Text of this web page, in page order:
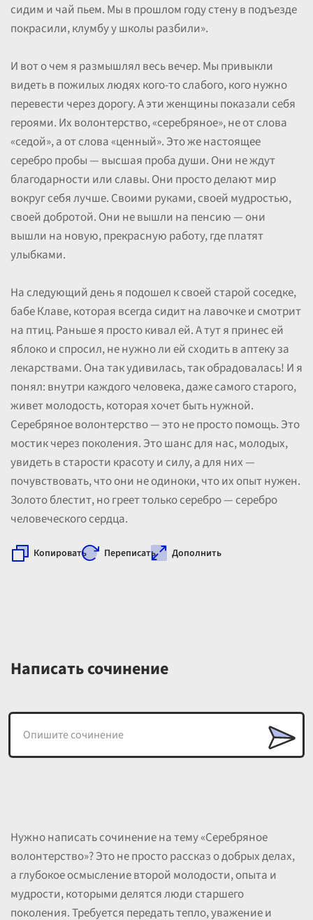
сидим и чай пьем. Мы в прошлом году стену в подъезде
покрасили, клумбу у школы разбили».
И вот о чем я размышлял весь вечер. Мы привыкли
видеть в пожилых людях кого-то слабого, кого нужно
перевести через дорогу. А эти женщины показали себя
героями. Их волонтерство, «серебряное», не от слова
«седой», а от слова «ценный». Это же настоящее
серебро пробы — высшая проба души. Они не ждут
благодарности или славы. Они просто делают мир
вокруг себя лучше. Своими руками, своей мудростью,
своей добротой. Они не вышли на пенсию — они
вышли на новую, прекрасную работу, где платят
улыбками.
На следующий день я подошел к своей старой соседке,
бабе Клаве, которая всегда сидит на лавочке и смотрит
на птиц. Раньше я просто кивал ей. А тут я принес ей
яблоко и спросил, не нужно ли ей сходить в аптеку за
лекарствами. Она так удивилась, так обрадовалась! И я
понял: внутри каждого человека, даже самого старого,
живет молодость, которая хочет быть нужной.
Серебряное волонтерство — это не просто помощь. Это
мостик через поколения. Это шанс для нас, молодых,
увидеть в старости красоту и силу, а для них —
почувствовать, что они не одиноки, что их опыт нужен.
Золото блестит, но греет только серебро — серебро
человеческого сердца.
Копировать Переписать Дополнить
Написать сочинение
Нужно написать сочинение на тему «Серебряное
волонтерство»? Это не просто рассказ о добрых делах,
а глубокое осмысление второй молодости, опыта и
мудрости, которыми делятся люди старшего
поколения. Требуется передать тепло, уважение и